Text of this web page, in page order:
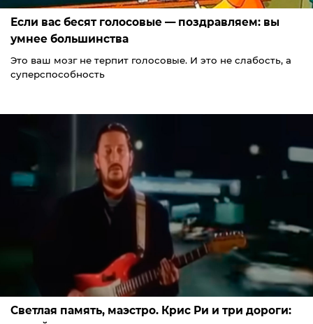
Если вас бесят голосовые — поздравляем: вы
умнее большинства
Это ваш мозг не терпит голосовые. И это не слабость, а
суперспособность
Светлая память, маэстро. Крис Ри и три дороги: